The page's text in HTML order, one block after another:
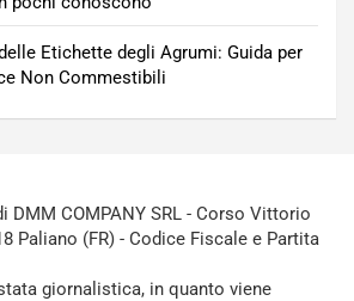
Etichette degli Agrumi: Guida per
Non Commestibili
DMM COMPANY SRL - Corso Vittorio
Paliano (FR) - Codice Fiscale e Partita
giornalistica, in quanto viene